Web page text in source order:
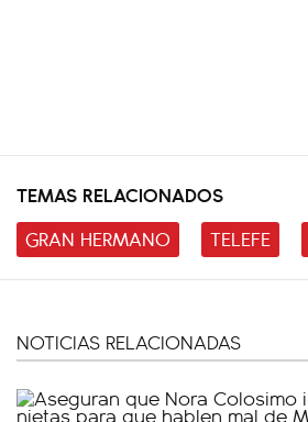
TEMAS RELACIONADOS
GRAN HERMANO
TELEFE
NOTICIAS RELACIONADAS